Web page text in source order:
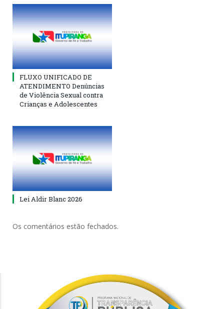
FLUXO UNIFICADO DE
ATENDIMENTO Denúncias
de Violência Sexual contra
Crianças e Adolescentes
Lei Aldir Blanc 2026
Os comentários estão fechados.